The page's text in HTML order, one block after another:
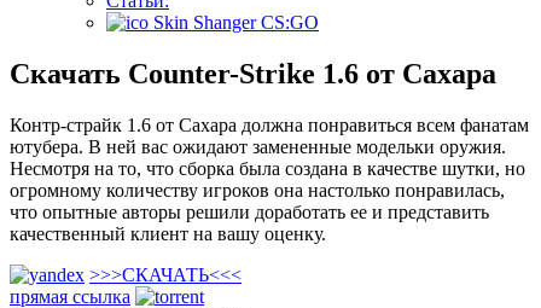
Skin Shanger CS:GO
Скачать Counter-Strike 1.6 от Сахара
Контр-страйк 1.6 от Сахара должна понравиться всем фанатам
ютубера. В ней вас ожидают замененные модельки оружия.
Несмотря на то, что сборка была создана в качестве шутки, но
огромному количеству игроков она настолько понравилась,
что опытные авторы решили доработать ее и представить
качественный клиент на вашу оценку.
>>>СКАЧАТЬ<<<
прямая ссылка